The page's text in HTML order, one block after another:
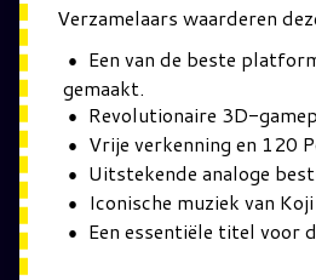
Verzamelaars waarderen
Een van de beste
gemaakt.
Revolutionaire 3D-
Vrije verkenning en 120
Uitstekende analoge
Iconische muziek van
Een essentiële titel voor